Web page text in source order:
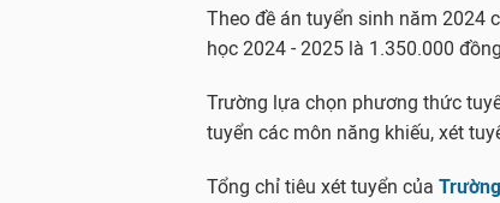
Theo đề án tuyển sinh năm 2024
học 2024 - 2025 là 1.350.000
Trường lựa chọn phương thức
tuyển các môn năng khiếu, xét
Tổng chỉ tiêu xét tuyển của